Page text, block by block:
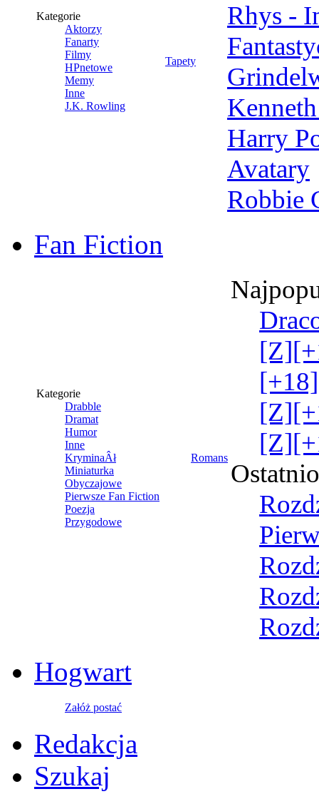
Kategorie
Aktorzy
Fanarty
Filmy
HPnetowe
Memy
Inne
J.K. Rowling
Tapety
Rhys -
Harry
Avatary
Robbie
Fan Fiction
Kategorie
Drabble
Dramat
Humor
Inne
KryminaÂł
Miniaturka
Obyczajowe
Pierwsze Fan Fiction
Poezja
Przygodowe
Romans
Hogwart
Załóż postać
Redakcja
Szukaj